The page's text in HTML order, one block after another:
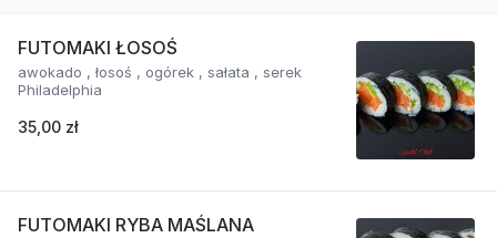
FUTOMAKI ŁOSOŚ
awokado , łosoś , ogórek , sałata , serek
Philadelphia
35,00 zł
FUTOMAKI RYBA MAŚLANA